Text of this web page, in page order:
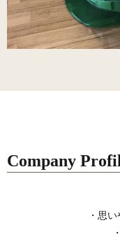
Company
・思